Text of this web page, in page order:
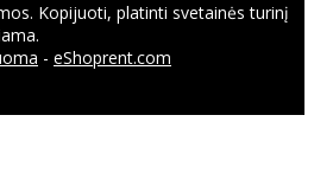
Kopijuoti, platinti svetainės turinį
- eShoprent.com